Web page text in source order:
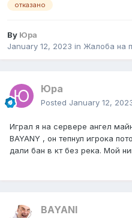
отказано
By Юра
January 12, 2023 in Жалоба на
Юра
Posted January 12,
Играл я на сервере ангел
BAYANY , он тепнул игрока
дали бан в кт без река. Мой
BAYANI